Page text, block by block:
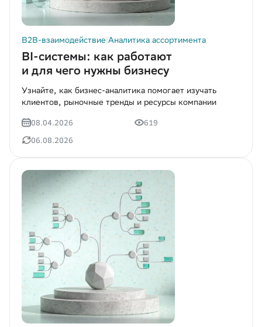
B2B-взаимодействие Аналитика ассортимента
BI-системы: как работают
и для чего нужны бизнесу
Узнайте, как бизнес-аналитика помогает изучать
клиентов, рыночные тренды и ресурсы компании
08.04.2026
619
06.08.2026